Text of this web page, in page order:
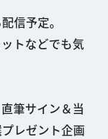
信予定。
トなどでも気
筆サイン＆当
レゼント企画